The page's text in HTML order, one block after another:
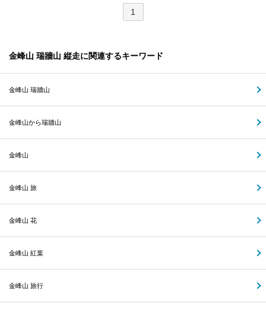
1
金峰山 瑞牆山 縦走に関連するキーワード
金峰山 瑞牆山
金峰山から瑞牆山
金峰山
金峰山 旅
金峰山 花
金峰山 紅葉
金峰山 旅行